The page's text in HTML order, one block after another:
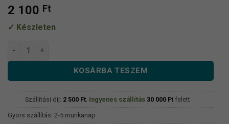
2 100 Ft
Készleten
K-Karp Rig Aligner Sleeve S 15 db horogkötés védő
KOSÁRBA TESZEM
Szállítási díj: 2 500 Ft. Ingyenes szállítás 30 000 Ftfelett
Gyors szállítás: 2-5 munkanap